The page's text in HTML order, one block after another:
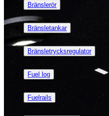
Bränslerör
Bränsletankar
Bränsletrycksregulator
Fuel log
Fuelrails